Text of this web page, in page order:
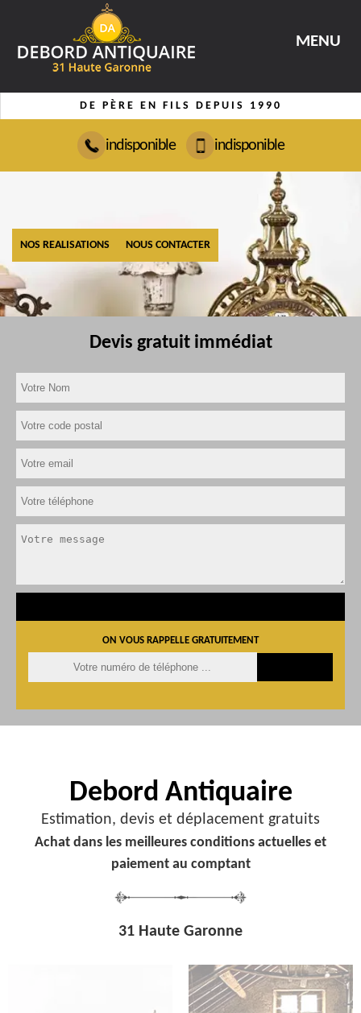
MENU
DE PÈRE EN FILS DEPUIS 1990
indisponible indisponible
NOS REALISATIONS NOUS CONTACTER
Devis gratuit immédiat
ON VOUS RAPPELLE GRATUITEMENT
Debord Antiquaire
Estimation, devis et déplacement gratuits
Achat dans les meilleures conditions actuelles et
paiement au comptant
31 Haute Garonne